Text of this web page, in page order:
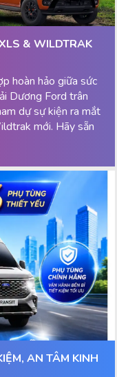
& WILDTRAK
hoàn hảo giữa sức
Dương Ford trân
dự sự kiện ra mắt
mới. Hãy sẵn
AN TÂM KINH